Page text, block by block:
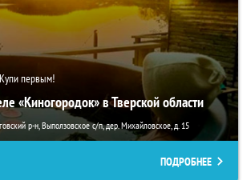
Купи первым!
«Киногородок» в Тверской области
р-н, Выползовское с/п, дер. Михайловское, д. 15
ПОДРОБНЕЕ